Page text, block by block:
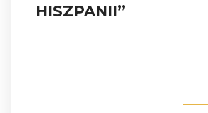
HISZPANII”